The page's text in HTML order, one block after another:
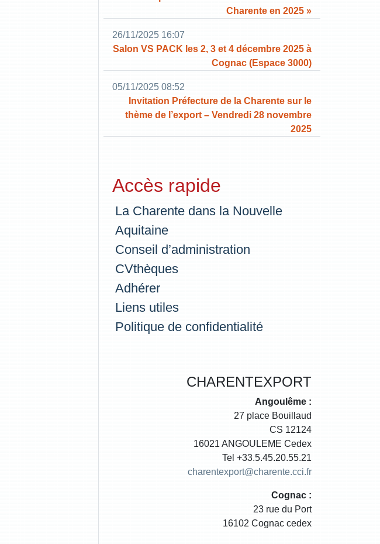
Charente en 2025 »
26/11/2025 16:07
Salon VS PACK les 2, 3 et 4 décembre 2025 à
Cognac (Espace 3000)
05/11/2025 08:52
Invitation Préfecture de la Charente sur le
thème de l’export – Vendredi 28 novembre
2025
Accès rapide
La Charente dans la Nouvelle
Aquitaine
Conseil d’administration
CVthèques
Adhérer
Liens utiles
Politique de confidentialité
CHARENTEXPORT
Angoulême :
27 place Bouillaud
CS 12124
16021 ANGOULEME Cedex
Tel +33.5.45.20.55.21
charentexport@charente.cci.fr
Cognac :
23 rue du Port
16102 Cognac cedex